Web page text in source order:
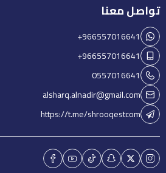
تواصل معنا
+966557016641
+966557016641
0557016641
alsharq.alnadir@gmail.com
https://t.me/shrooqestcom